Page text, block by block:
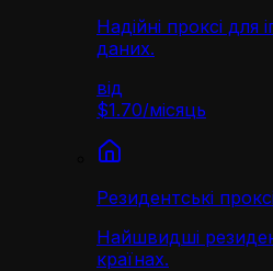
Надійні проксі для
даних.
від
$1.70/місяць
Резидентські
Найшвидші
країнах.